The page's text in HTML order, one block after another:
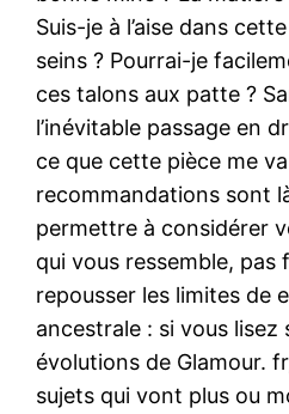
Suis-je à l’aise dans
seins ? Pourrai-je
ces talons aux patte ?
l’inévitable passage en
ce que cette pièce me
recommandations sont
permettre à considérer
qui vous ressemble,
repousser les limites de
ancestrale : si vous
évolutions de Glamour.
sujets qui vont plus ou